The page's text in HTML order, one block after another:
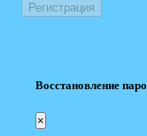
Восстановление
×